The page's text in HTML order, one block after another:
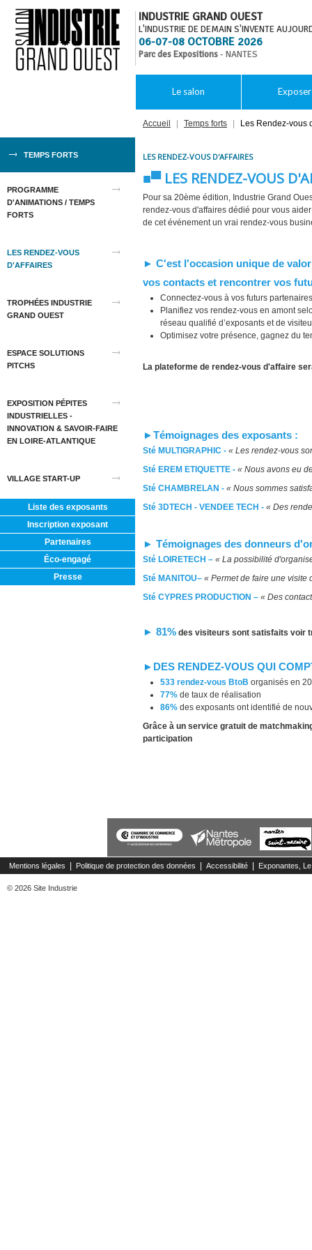
INDUSTRIE GRAND OUEST
L'INDUSTRIE DE DEMAIN S'INVENTE
06-07-08 OCTOBRE 2026
Parc des Expositions- NANTES
Le salon Exposer
TEMPS FORTS
PROGRAMME
D'ANIMATIONS / TEMPS
FORTS
LES RENDEZ-VOUS
D'AFFAIRES
TROPHÉES INDUSTRIE
GRAND OUEST
ESPACE SOLUTIONS
PITCHS
EXPOSITION PÉPITES
INDUSTRIELLES -
INNOVATION & SAVOIR-FAIRE
EN LOIRE-ATLANTIQUE
VILLAGE START-UP
Liste des exposants
Inscription exposant
Partenaires
Éco-engagé
Presse
Accueil Temps forts Les Rendez-vous
LES RENDEZ-VOUS D'AFFAIRES
■▀ LES RENDEZ-VOUS
Pour sa 20ème édition, Industrie Grand
rendez-vous d'affaires dédié pour vous
de cet événement un vrai rendez-vous
► C'est l'occasion unique de
vos contacts et rencontrer vos
Connectez-vous à vos futurs
Planifiez vos rendez-vous en amont
réseau qualifié d’exposants et de
Optimisez votre présence, gagnez du
La plateforme de rendez-vous d'affaire
►Témoignages des exposants :
Sté MULTIGRAPHIC - « Les rendez-vous
Sté EREM ETIQUETTE - « Nous avons eu
Sté CHAMBRELAN - « Nous sommes
Sté 3DTECH - VENDEE TECH - « Des
► Témoignages des donneurs
Sté LOIRETECH – « La possibilité
Sté MANITOU– « Permet de faire une visite
Sté CYPRES PRODUCTION – « Des
► 81% des visiteurs sont satisfaits voir
►DES RENDEZ-VOUS QUI
533 rendez-vous BtoB organisés en
77% de taux de réalisation
86% des exposants ont identifié de
Grâce à un service gratuit de
participation
Mentions légales Politique de protection des données Accessibilité Exponantes,
© 2026 Site Industrie